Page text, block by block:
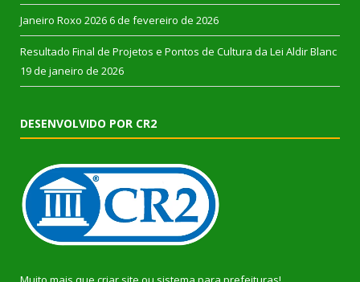
Janeiro Roxo 2026 6 de fevereiro de 2026
Resultado Final de Projetos e Pontos de Cultura da Lei Aldir Blanc
19 de janeiro de 2026
DESENVOLVIDO POR CR2